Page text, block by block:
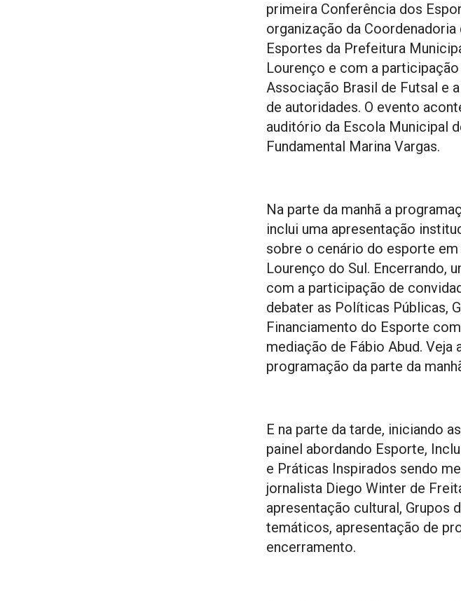
primeira Conferência dos
organização da Coordenadoria
Esportes da Prefeitura
Lourenço e com a participação
Associação Brasil de Futsal e
de autoridades. O evento
auditório da Escola Municipal
Fundamental Marina Vargas.
Na parte da manhã a
inclui uma apresentação
sobre o cenário do esporte em
Lourenço do Sul. Encerrando,
com a participação de
debater as Políticas Públicas,
Financiamento do Esporte
mediação de Fábio Abud. Veja
programação da parte da
E na parte da tarde, iniciando
painel abordando Esporte,
e Práticas Inspirados sendo
jornalista Diego Winter de
apresentação cultural, Grupos
temáticos, apresentação de
encerramento.